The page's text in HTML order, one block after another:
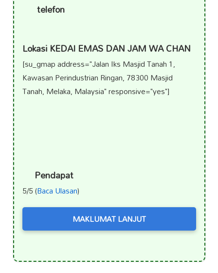
telefon
Lokasi KEDAI EMAS DAN JAM WA CHAN
[su_gmap address="Jalan Iks Masjid Tanah 1,
Kawasan Perindustrian Ringan, 78300 Masjid
Tanah, Melaka, Malaysia" responsive="yes"]
Pendapat
5/5 (Baca Ulasan)
MAKLUMAT LANJUT